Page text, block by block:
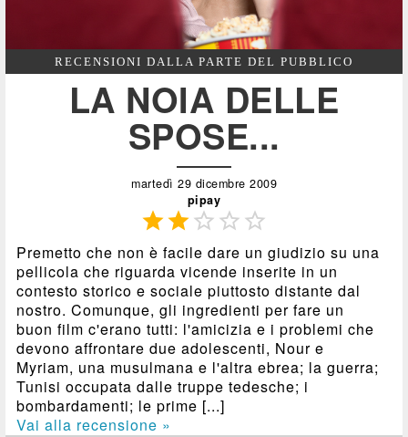
RECENSIONI DALLA PARTE DEL PUBBLICO
LA NOIA DELLE
SPOSE...
martedì 29 dicembre 2009
pipay
  
Premetto che non è facile dare un giudizio su una
pellicola che riguarda vicende inserite in un
contesto storico e sociale piuttosto distante dal
nostro. Comunque, gli ingredienti per fare un
buon film c'erano tutti: l'amicizia e i problemi che
devono affrontare due adolescenti, Nour e
Myriam, una musulmana e l'altra ebrea; la guerra;
Tunisi occupata dalle truppe tedesche; i
bombardamenti; le prime [...]
Vai alla recensione »